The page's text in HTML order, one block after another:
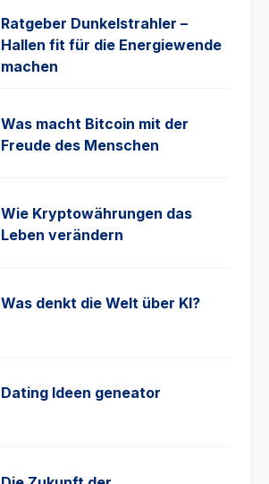
Ratgeber Dunkelstrahler –
Hallen fit für die Energiewende
machen
Was macht Bitcoin mit der
Freude des Menschen
Wie Kryptowährungen das
Leben verändern
Was denkt die Welt über KI?
Dating Ideen geneator